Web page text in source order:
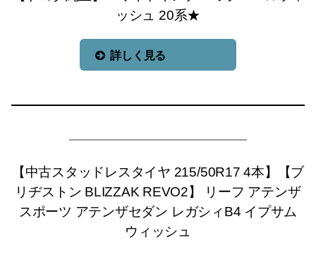
ッシュ 20系★
詳しく見る
【中古スタッドレスタイヤ 215/50R17 4本】【ブ
リヂストン BLIZZAK REVO2】 リーフ アテンザ
スポーツ アテンザセダン レガシィB4 イプサム
ウィッシュ